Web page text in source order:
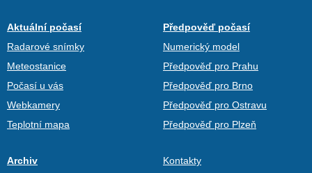
Aktuální počasí
Radarové snímky
Meteostanice
Počasí u vás
Webkamery
Teplotní mapa
Předpověď počasí
Numerický model
Předpověď pro Prahu
Předpověď pro Brno
Předpověď pro Ostravu
Předpověď pro Plzeň
Archiv
Kontakty